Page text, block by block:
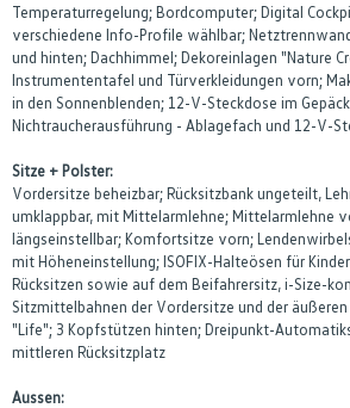
Temperaturregelung; Bordcomputer; Digital
verschiedene Info-Profile wählbar;
und hinten; Dachhimmel; Dekoreinlagen "Nature
Instrumententafel und Türverkleidungen vorn;
in den Sonnenblenden; 12-V-Steckdose im
Nichtraucherausführung - Ablagefach und 12-V-
Sitze + Polster:
Vordersitze beheizbar; Rücksitzbank ungeteilt,
umklappbar, mit Mittelarmlehne; Mittelarmlehne
längseinstellbar; Komfortsitze vorn;
mit Höheneinstellung; ISOFIX-Halteösen für
Rücksitzen sowie auf dem Beifahrersitz, i-Size-
Sitzmittelbahnen der Vordersitze und der
"Life"; 3 Kopfstützen hinten; Dreipunkt-
mittleren Rücksitzplatz
Aussen: